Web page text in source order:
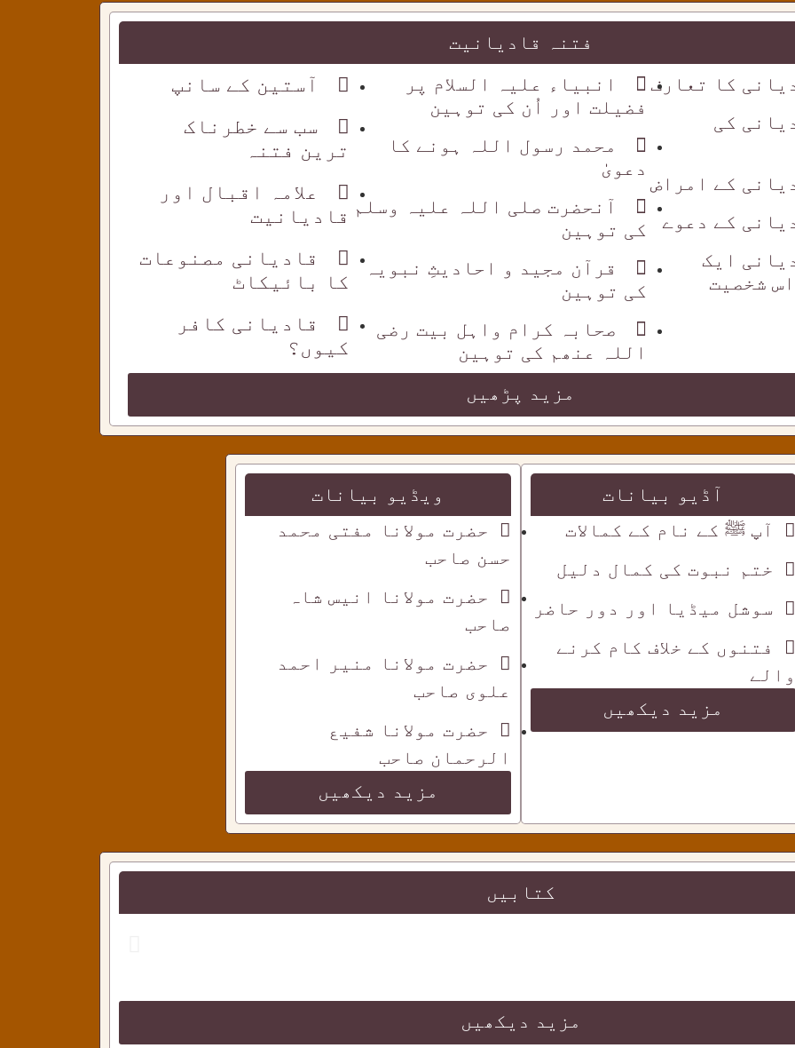
فتنہ قادیانیت
کا تعارف
کی
کے امراض
کے دعوے
ایک
شخصیت
انبیاء علیہ السلام پر
فضیلت اور اُن کی توہین
محمد رسول اللہ ہونے کا
دعویٰٰ
آنحضرت صلی اللہ علیہ وسلم
کی توہین
قرآن مجید و احادیثِ نبویہ
کی توہین
صحابہ کرام واہل بیت رضی
اللہ عنھم کی توہین
آستین کے سانپ
سب سے خطرناک
ترین فتنہ
علامہ اقبال اور
قادیانیت
قادیانی مصنوعات
کا بائیکاٹ
قادیانی کافر
کیوں؟
مزید پڑھیں
آڈیو بیانات
آپ ﷺ کے نام کے کمالات
ختم نبوت کی کمال دلیل
سوشل میڈیا اور دور حاضر
فتنوں کے خلاف کام کرنے
والے
مزید دیکھیں
ویڈیو بیانات
حضرت مولانا مفتی محمد
حسن صاحب
حضرت مولانا انیس شاہ
صاحب
حضرت مولانا منیر احمد
علوی صاحب
حضرت مولانا شفیع
الرحمان صاحب
مزید دیکھیں
کتابیں
مزید دیکھیں